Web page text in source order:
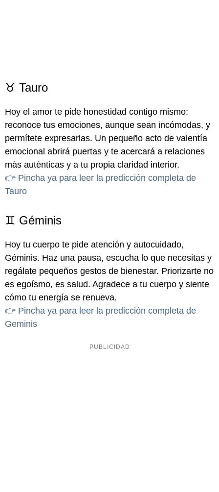
♉ Tauro
Hoy el amor te pide honestidad contigo mismo:
reconoce tus emociones, aunque sean incómodas, y
permítete expresarlas. Un pequeño acto de valentía
emocional abrirá puertas y te acercará a relaciones
más auténticas y a tu propia claridad interior.
👉 Pincha ya para leer la predicción completa de
Tauro
♊ Géminis
Hoy tu cuerpo te pide atención y autocuidado,
Géminis. Haz una pausa, escucha lo que necesitas y
regálate pequeños gestos de bienestar. Priorizarte no
es egoísmo, es salud. Agradece a tu cuerpo y siente
cómo tu energía se renueva.
👉 Pincha ya para leer la predicción completa de
Geminis